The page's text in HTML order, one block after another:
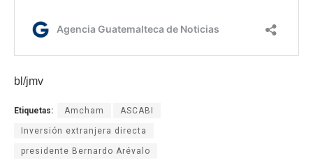
bl/jmv
Etiquetas: Amcham ASCABI
Inversión extranjera directa
presidente Bernardo Arévalo